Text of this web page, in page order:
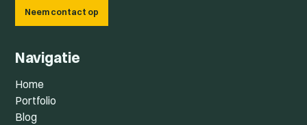
Neem contact op
Navigatie
Home
Portfolio
Blog